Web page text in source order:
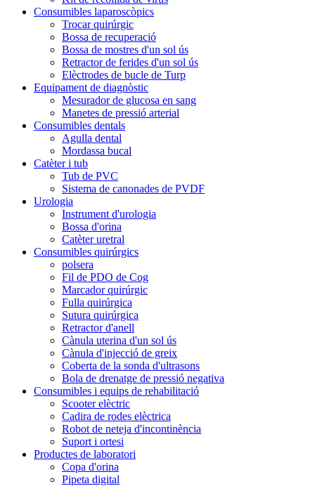
Consumibles laparoscòpics
Trocar quirúrgic
Bossa de recuperació
Bossa de mostres d'un sol ús
Retractor de ferides d'un sol ús
Elèctrodes de bucle de Turp
Equipament de diagnòstic
Mesurador de glucosa en sang
Manetes de pressió arterial
Consumibles dentals
Agulla dental
Mordassa bucal
Catèter i tub
Tub de PVC
Sistema de canonades de PVDF
Urologia
Instrument d'urologia
Bossa d'orina
Catèter uretral
Consumibles quirúrgics
polsera
Fil de PDO de Cog
Marcador quirúrgic
Fulla quirúrgica
Sutura quirúrgica
Retractor d'anell
Cànula uterina d'un sol ús
Cànula d'injecció de greix
Coberta de la sonda d'ultrasons
Bola de drenatge de pressió negativa
Consumibles i equips de rehabilitació
Scooter elèctric
Cadira de rodes elèctrica
Robot de neteja d'incontinència
Suport i ortesi
Productes de laboratori
Copa d'orina
Pipeta digital